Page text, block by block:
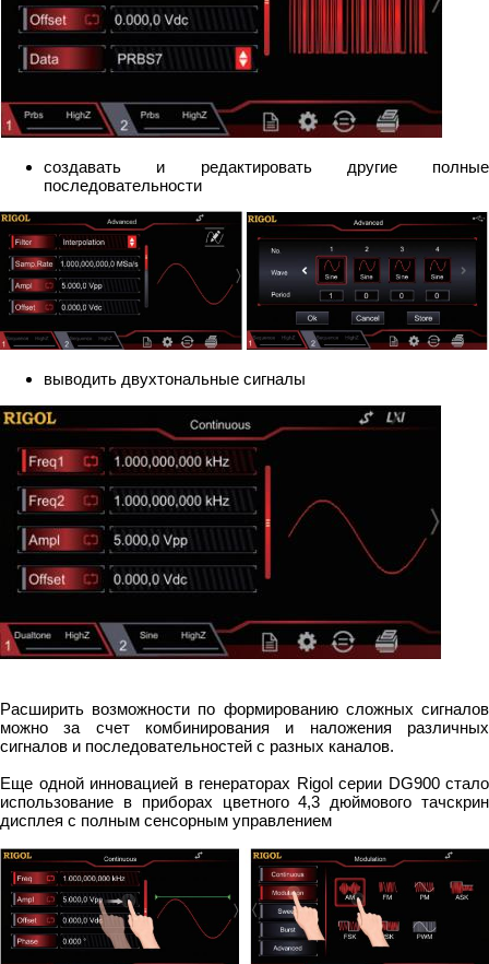
создавать и редактировать другие полные
последовательности
выводить двухтональные сигналы
Расширить возможности по формированию сложных сигналов
можно за счет комбинирования и наложения различных
сигналов и последовательностей с разных каналов.
Еще одной инновацией в генераторах Rigol серии DG900 стало
использование в приборах цветного 4,3 дюймового тачскрин
дисплея с полным сенсорным управлением